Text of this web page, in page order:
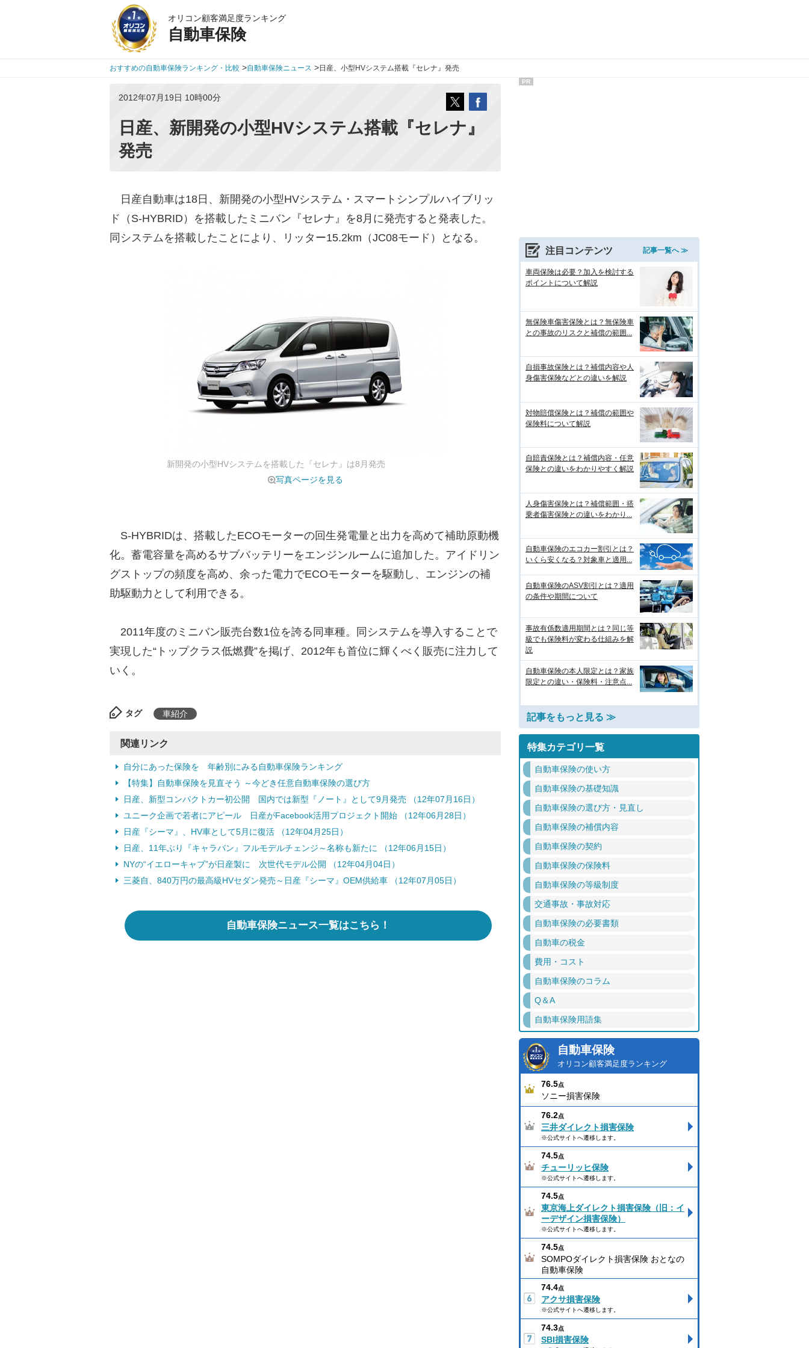
オリコン顧客満足度ランキング
自動車保険
おすすめの自動車保険ランキング・比較 >自動車保険ニュース >日産、小型HVシステム搭載『セレナ』発売
2012年07月19日 10時00分
日産、新開発の小型HVシステム搭載『セレナ』
発売
日産自動車は18日、新開発の小型HVシステム・スマートシンプルハイブリッ
ド（S-HYBRID）を搭載したミニバン『セレナ』を8月に発売すると発表した。
同システムを搭載したことにより、リッター15.2km（JC08モード）となる。
新開発の小型HVシステムを搭載した『セレナ』は8月発売
写真ページを見る
S-HYBRIDは、搭載したECOモーターの回生発電量と出力を高めて補助原動機
化。蓄電容量を高めるサブバッテリーをエンジンルームに追加した。アイドリン
グストップの頻度を高め、余った電力でECOモーターを駆動し、エンジンの補
助駆動力として利用できる。
2011年度のミニバン販売台数1位を誇る同車種。同システムを導入することで
実現した“トップクラス低燃費”を掲げ、2012年も首位に輝くべく販売に注力して
いく。
タグ 車紹介
関連リンク
自分にあった保険を 年齢別にみる自動車保険ランキング
【特集】自動車保険を見直そう ～今どき任意自動車保険の選び方
日産、新型コンパクトカー初公開 国内では新型『ノート』として9月発売 （12年07月16日）
ユニーク企画で若者にアピール 日産がFacebook活用プロジェクト開始 （12年06月28日）
日産『シーマ』、HV車として5月に復活 （12年04月25日）
日産、11年ぶり『キャラバン』フルモデルチェンジ～名称も新たに （12年06月15日）
NYの“イエローキャブ”が日産製に 次世代モデル公開 （12年04月04日）
三菱自、840万円の最高級HVセダン発売～日産『シーマ』OEM供給車 （12年07月05日）
自動車保険ニュース一覧はこちら！
PR
注目コンテンツ 記事一覧へ ≫
車両保険は必要？加入を検討する
ポイントについて解説
無保険車傷害保険とは？無保険車
との事故のリスクと補償の範囲...
自損事故保険とは？補償内容や人
身傷害保険などとの違いを解説
対物賠償保険とは？補償の範囲や
保険料について解説
自賠責保険とは？補償内容・任意
保険との違いをわかりやすく解説
人身傷害保険とは？補償範囲・搭
乗者傷害保険との違いをわかり...
自動車保険のエコカー割引とは？
いくら安くなる？対象車と適用...
自動車保険のASV割引とは？適用
の条件や期間について
事故有係数適用期間とは？同じ等
級でも保険料が変わる仕組みを解
説
自動車保険の本人限定とは？家族
限定との違い・保険料・注意点...
記事をもっと見る ≫
特集カテゴリ一覧
自動車保険の使い方
自動車保険の基礎知識
自動車保険の選び方・見直し
自動車保険の補償内容
自動車保険の契約
自動車保険の保険料
自動車保険の等級制度
交通事故・事故対応
自動車保険の必要書類
自動車の税金
費用・コスト
自動車保険のコラム
Q＆A
自動車保険用語集
自動車保険
オリコン顧客満足度ランキング
76.5点
ソニー損害保険
76.2点
三井ダイレクト損害保険
※公式サイトへ遷移します。
74.5点
チューリッヒ保険
※公式サイトへ遷移します。
74.5点
東京海上ダイレクト損害保険（旧：イ
ーデザイン損害保険）
※公式サイトへ遷移します。
74.5点
SOMPOダイレクト損害保険 おとなの
自動車保険
74.4点
アクサ損害保険
※公式サイトへ遷移します。
74.3点
SBI損害保険